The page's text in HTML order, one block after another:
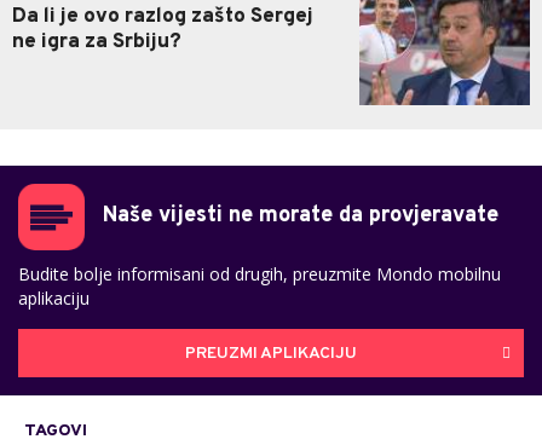
Da li je ovo razlog zašto Sergej
ne igra za Srbiju?
Naše vijesti ne morate da provjeravate
Budite bolje informisani od drugih, preuzmite Mondo mobilnu
aplikaciju
PREUZMI APLIKACIJU
TAGOVI